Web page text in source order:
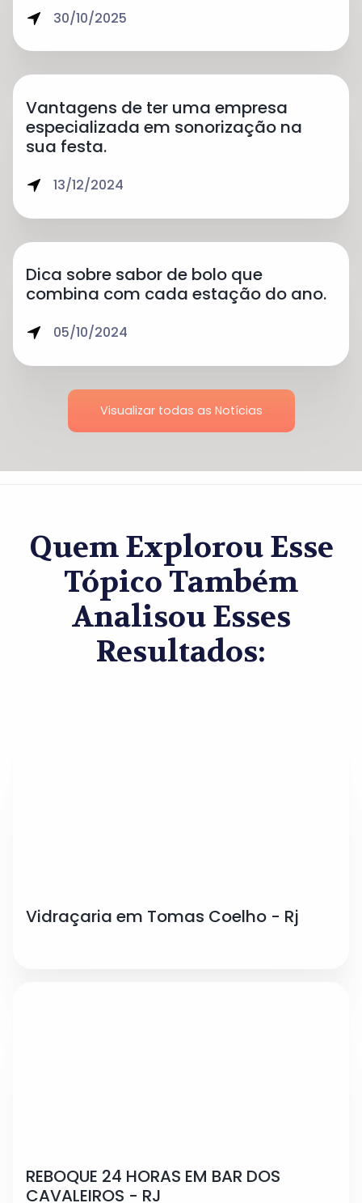
30/10/2025
Vantagens de ter uma empresa
especializada em sonorização na
sua festa.
13/12/2024
Dica sobre sabor de bolo que
combina com cada estação do ano.
05/10/2024
Visualizar todas as Notícias
Quem Explorou Esse
Tópico Também
Analisou Esses
Resultados:
Vidraçaria em Tomas Coelho - Rj
REBOQUE 24 HORAS EM BAR DOS
CAVALEIROS - RJ